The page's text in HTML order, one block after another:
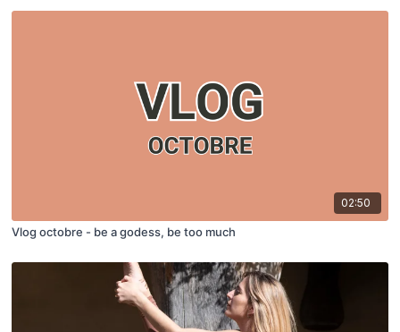
02:50
Vlog octobre - be a godess, be too much